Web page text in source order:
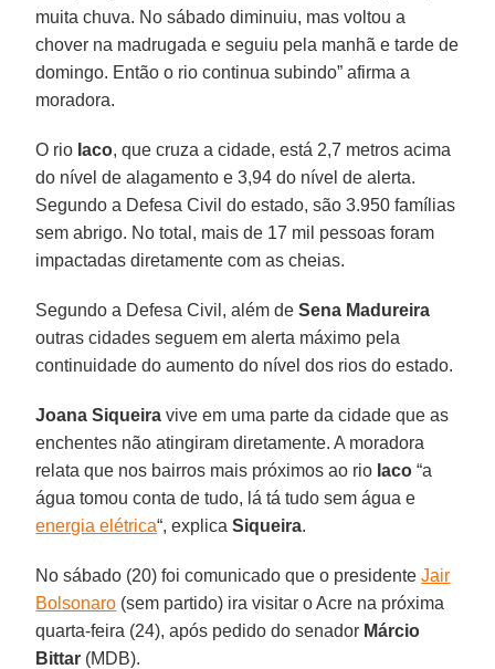
muita chuva. No sábado diminuiu, mas voltou a
chover na madrugada e seguiu pela manhã e tarde de
domingo. Então o rio continua subindo” afirma a
moradora.
O rio Iaco, que cruza a cidade, está 2,7 metros acima
do nível de alagamento e 3,94 do nível de alerta.
Segundo a Defesa Civil do estado, são 3.950 famílias
sem abrigo. No total, mais de 17 mil pessoas foram
impactadas diretamente com as cheias.
Segundo a Defesa Civil, além deSena Madureira
outras cidades seguem em alerta máximo pela
continuidade do aumento do nível dos rios do estado.
Joana Siqueira vive em uma parte da cidade que as
enchentes não atingiram diretamente. A moradora
relata que nos bairros mais próximos ao rio Iaco “a
água tomou conta de tudo, lá tá tudo sem água e
energia elétrica“, explicaSiqueira.
No sábado (20) foi comunicado que o presidenteJair
Bolsonaro (sem partido) ira visitar o Acre na próxima
quarta-feira (24), após pedido do senador Márcio
Bittar (MDB).